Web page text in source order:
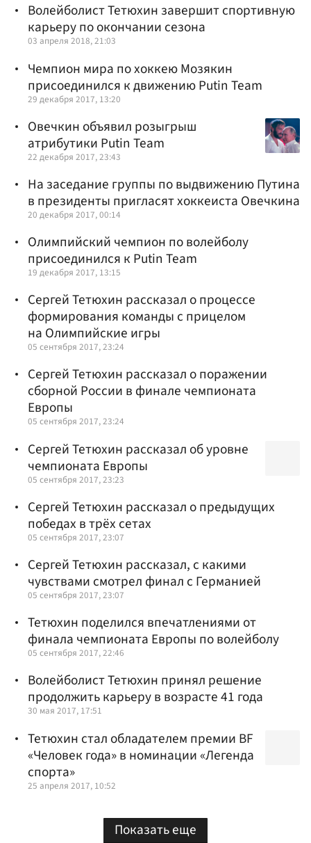
Волейболист Тетюхин завершит спортивную
карьеру по окончании сезона
03 апреля 2018, 21:03
Чемпион мира по хоккею Мозякин
присоединился к движению Putin Team
29 декабря 2017, 13:20
Овечкин объявил розыгрыш
атрибутики Putin Team
22 декабря 2017, 23:43
На заседание группы по выдвижению Путина
в президенты пригласят хоккеиста Овечкина
20 декабря 2017, 00:14
Олимпийский чемпион по волейболу
присоединился к Putin Team
19 декабря 2017, 13:15
Сергей Тетюхин рассказал о процессе
формирования команды с прицелом
на Олимпийские игры
05 сентября 2017, 23:24
Сергей Тетюхин рассказал о поражении
сборной России в финале чемпионата
Европы
05 сентября 2017, 23:24
Сергей Тетюхин рассказал об уровне
чемпионата Европы
05 сентября 2017, 23:23
Сергей Тетюхин рассказал о предыдущих
победах в трёх сетах
05 сентября 2017, 23:07
Сергей Тетюхин рассказал, с какими
чувствами смотрел финал с Германией
05 сентября 2017, 23:07
Тетюхин поделился впечатлениями от
финала чемпионата Европы по волейболу
05 сентября 2017, 22:46
Волейболист Тетюхин принял решение
продолжить карьеру в возрасте 41 года
30 мая 2017, 17:51
Тетюхин стал обладателем премии BF
«Человек года» в номинации «Легенда
спорта»
25 апреля 2017, 10:52
Показать еще